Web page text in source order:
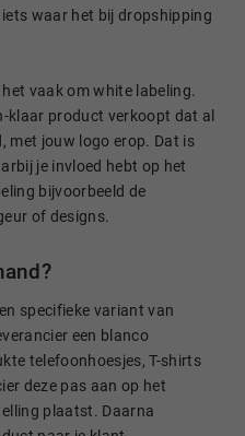
waar het bij dropshipping
vaak om white labeling.
klaar product verkoopt dat al
met jouw logo erop. Dat is
je invloed hebt op het
bijvoorbeeld de
of designs.
specifieke variant van
een blanco
telefoonhoesjes, T-shirts
deze pas aan op het
plaatst. Daarna